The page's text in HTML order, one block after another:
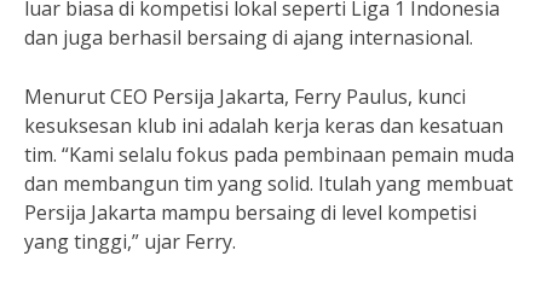
luar biasa di kompetisi lokal seperti Liga 1 Indonesia
dan juga berhasil bersaing di ajang internasional.
Menurut CEO Persija Jakarta, Ferry Paulus, kunci
kesuksesan klub ini adalah kerja keras dan kesatuan
tim. “Kami selalu fokus pada pembinaan pemain muda
dan membangun tim yang solid. Itulah yang membuat
Persija Jakarta mampu bersaing di level kompetisi
yang tinggi,” ujar Ferry.